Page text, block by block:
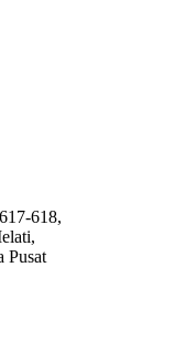
618,
Pusat